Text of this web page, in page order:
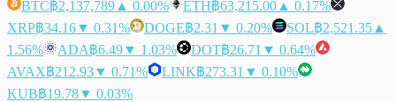
BTC฿2,137,789 ▲ 0.00% ETH฿63,215.00 ▲ 0.17%
XRP฿34.16▼ 0.31% DOGE฿2.31 ▼ 0.20% SOL฿2,521.35 ▲
1.56%
ADA฿6.49▼ 1.03% DOT฿26.71 ▼ 0.64%
AVAX฿212.93▼ 0.71% LINK฿273.31 ▼ 0.10%
KUB฿19.78▼ 0.03%